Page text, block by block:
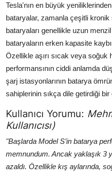
Elektrik & Akü
Klima & Konfor
Aydınlatma & Görüş
Şanzıman & Aktarma
Dizel Sistemler
Multimedya & Elektronik
Tesla'nın en büyük
bataryalar, zamanla çeşitli kronik
bataryaları genellikle uzun
bataryaların erken kapasite
Özellikle aşırı sıcak veya soğuk
performansının ciddi anlamda
şarj istasyonlarının batarya
sahiplerinin sıkça dile getirdiği bir
Kullanıcı Yorumu:
Kullanıcısı)
"Başlarda Model S’in batarya
memnundum. Ancak yaklaşık 3
azaldı. Özellikle kış aylarında,